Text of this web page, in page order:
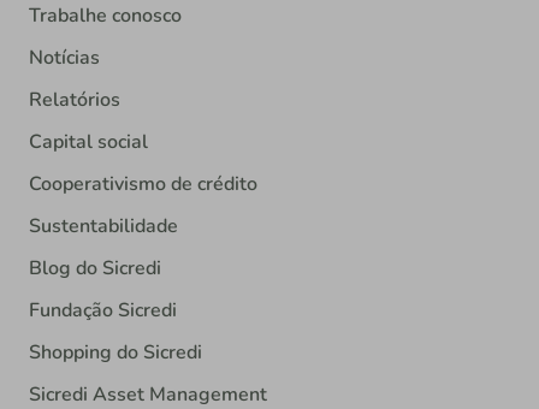
Trabalhe conosco
Notícias
Relatórios
Capital social
Cooperativismo de crédito
Sustentabilidade
Blog do Sicredi
Fundação Sicredi
Shopping do Sicredi
Sicredi Asset Management